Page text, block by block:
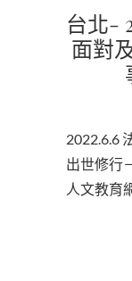
台北-
面對
2022.6.6
出世修行
人文教育